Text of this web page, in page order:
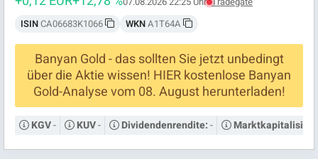
ISINCA06683K1066 WKNA1T64A
Banyan Gold - das sollten Sie jetzt unbedingt
über die Aktie wissen! HIER kostenlose Banyan
Gold-Analyse vom 08. August herunterladen!
KGV- KUV- Dividendenrendite:-